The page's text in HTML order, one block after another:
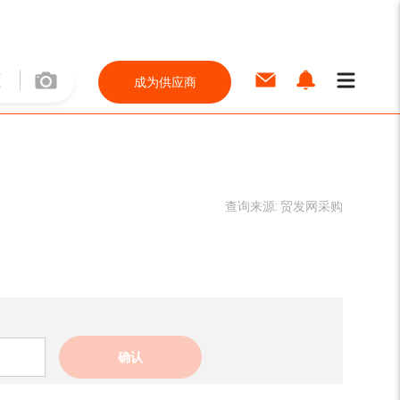
成为供应商
查询来源: 贸发网采购
确认